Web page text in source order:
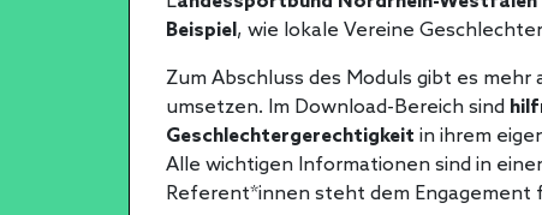
Beispiel, wie lokale Vereine
Zum Abschluss des Moduls gibt es
umsetzen. Im Download-Bereich sind
Geschlechtergerechtigkeit in ihrem
Alle wichtigen Informationen sind in
Referent*innen steht dem Engagement